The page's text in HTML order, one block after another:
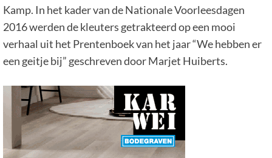
Kamp. In het kader van de Nationale Voorleesdagen
2016 werden de kleuters getrakteerd op een mooi
verhaal uit het Prentenboek van het jaar “We hebben er
een geitje bij” geschreven door Marjet Huiberts.